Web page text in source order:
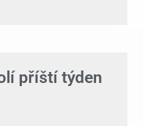
příští týden